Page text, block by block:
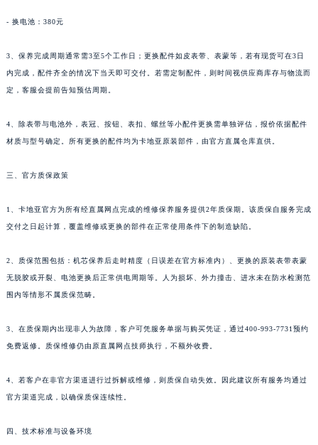
- 换电池：380元
3、保养完成周期通常需3至5个工作日；更换配件如皮表带、表蒙等，若有现货可在3日
内完成，配件齐全的情况下当天即可交付。若需定制配件，则时间视供应商库存与物流而
定，客服会提前告知预估周期。
4、除表带与电池外，表冠、按钮、表扣、螺丝等小配件更换需单独评估，报价依据配件
材质与型号确定。所有更换的配件均为卡地亚原装部件，由官方直属仓库直供。
三、官方质保政策
1、卡地亚官方为所有经直属网点完成的维修保养服务提供2年质保期。该质保自服务完成
交付之日起计算，覆盖维修或更换的部件在正常使用条件下的制造缺陷。
2、质保范围包括：机芯保养后走时精度（日误差在官方标准内）、更换的原装表带表蒙
无脱胶或开裂、电池更换后正常供电周期等。人为损坏、外力撞击、进水未在防水检测范
围内等情形不属质保范畴。
3、在质保期内出现非人为故障，客户可凭服务单据与购买凭证，通过400-993-7731预约
免费返修。质保维修仍由原直属网点技师执行，不额外收费。
4、若客户在非官方渠道进行过拆解或维修，则质保自动失效。因此建议所有服务均通过
官方渠道完成，以确保质保连续性。
四、技术标准与设备环境